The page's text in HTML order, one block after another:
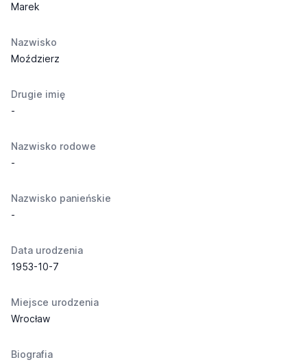
Marek
Nazwisko
Moździerz
Drugie imię
-
Nazwisko rodowe
-
Nazwisko panieńskie
-
Data urodzenia
1953-10-7
Miejsce urodzenia
Wrocław
Biografia